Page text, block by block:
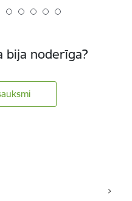
bija noderīga?